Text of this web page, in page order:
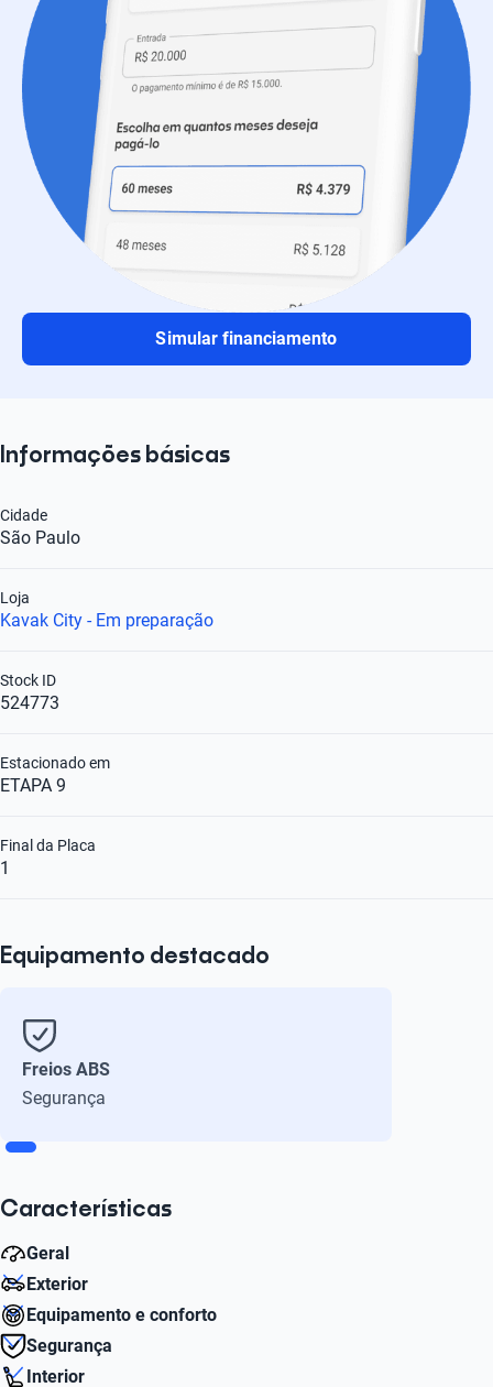
Simular financiamento
Informações básicas
São Paulo
Cidade
Kavak City - Em preparação
Loja
524773
Stock ID
ETAPA 9
Estacionado em
1
Final da Placa
Equipamento destacado
Freios ABS
Segurança
Características
Geral
5
Número de velocidades
Litros
Exterior
15
Número de Aro
Equipamento e conforto
Sistema de ar-condicionado
Segurança
Interior